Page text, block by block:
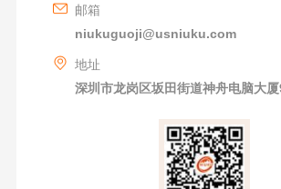
邮箱
niukuguoji@usniuku.com
地址
深圳市龙岗区坂田街道神舟电脑大